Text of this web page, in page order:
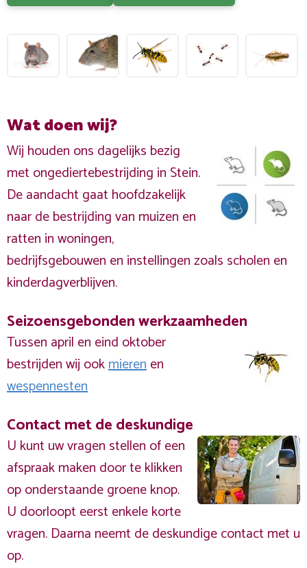
Wat doen wij?
Wij houden ons dagelijks bezig
met ongediertebestrijding in Stein.
De aandacht gaat hoofdzakelijk
naar de bestrijding van muizen en
ratten in woningen,
bedrijfsgebouwen en instellingen zoals scholen en
kinderdagverblijven.
Seizoensgebonden werkzaamheden
Tussen april en eind oktober
bestrijden wij ookmierenen
wespennesten
Contact met de deskundige
U kunt uw vragen stellen of een
afspraak maken door te klikken
op onderstaande groene knop.
U doorloopt eerst enkele korte
vragen. Daarna neemt de deskundige contact met u
op.